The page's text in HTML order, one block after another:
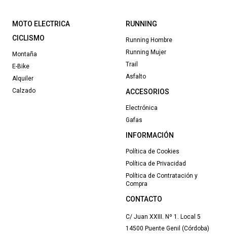
MOTO ELECTRICA
CICLISMO
Montaña
E-Bike
Alquiler
Calzado
RUNNING
Running Hombre
Running Mujer
Trail
Asfalto
ACCESORIOS
Electrónica
Gafas
INFORMACIÓN
Política de Cookies
Política de Privacidad
Política de Contratación y
Compra
CONTACTO
C/ Juan XXIII. Nº 1. Local 5
14500 Puente Genil (Córdoba)